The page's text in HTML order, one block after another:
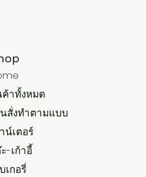
าทั้งหมด
สั่งทำตามแบบ
น์เตอร์
-เก้าอี้
เกอรี่